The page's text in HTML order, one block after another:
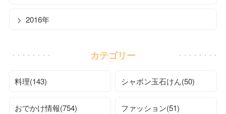
2016年
カテゴリー
料理(143) シャボン玉石けん(50)
おでかけ情報(754) ファッション(51)